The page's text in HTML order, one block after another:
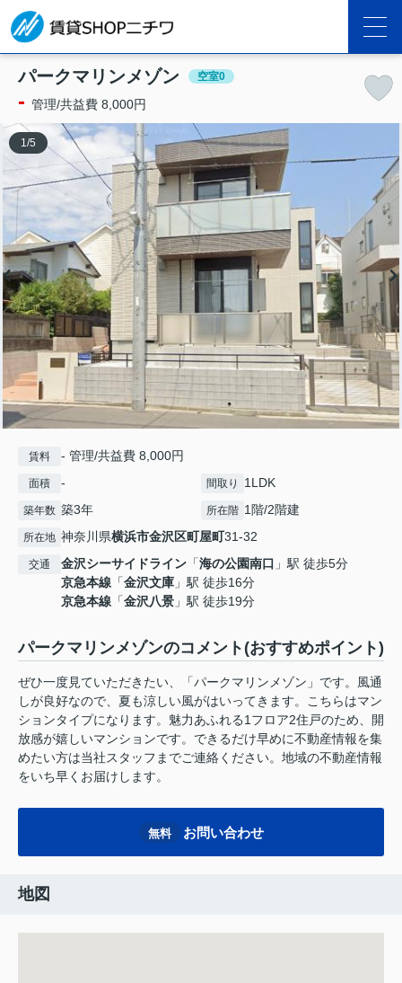
パークマリンメゾン 空室0
- 管理/共益費 8,000円
1 /5
賃料 - 管理/共益費 8,000円
面積 - 間取り 1LDK
築年数 築3年 所在階 1階/2階建
所在地 神奈川県横浜市金沢区町屋町31-32
交通 金沢シーサイドライン 「海の公園南口 」駅 徒歩5分
京急本線 「金沢文庫 」駅 徒歩16分
京急本線 「金沢八景 」駅 徒歩19分
パークマリンメゾンのコメント(おすすめポイント)
ぜひ一度見ていただきたい、「パークマリンメゾン」です。風通
しが良好なので、夏も涼しい風がはいってきます。こちらはマン
ションタイプになります。魅力あふれる1フロア2住戸のため、開
放感が嬉しいマンションです。できるだけ早めに不動産情報を集
めたい方は当社スタッフまでご連絡ください。地域の不動産情報
をいち早くお届けします。
無料 お問い合わせ
地図